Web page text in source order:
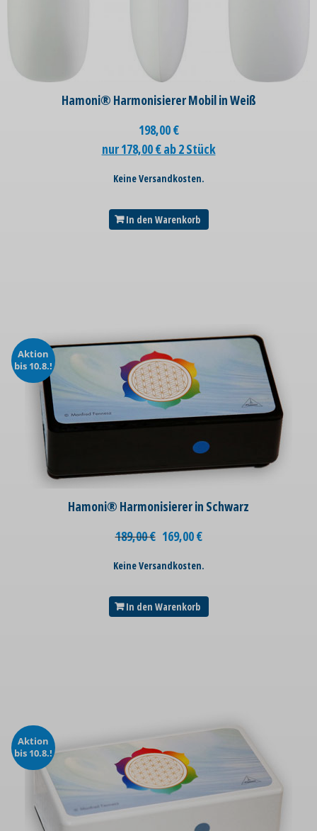
Hamoni® Harmonisierer Mobil in Weiß
198,00€
nur 178,00 € ab 2 Stück
Keine Versandkosten.
In den Warenkorb
Aktion
bis 10.8.!
Hamoni® Harmonisierer in Schwarz
189,00€ 169,00€
Keine Versandkosten.
In den Warenkorb
Aktion
bis 10.8.!